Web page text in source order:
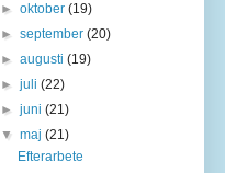
►oktober(19)
►september(20)
►augusti(19)
►juli(22)
►juni(21)
▼maj(21)
Efterarbete